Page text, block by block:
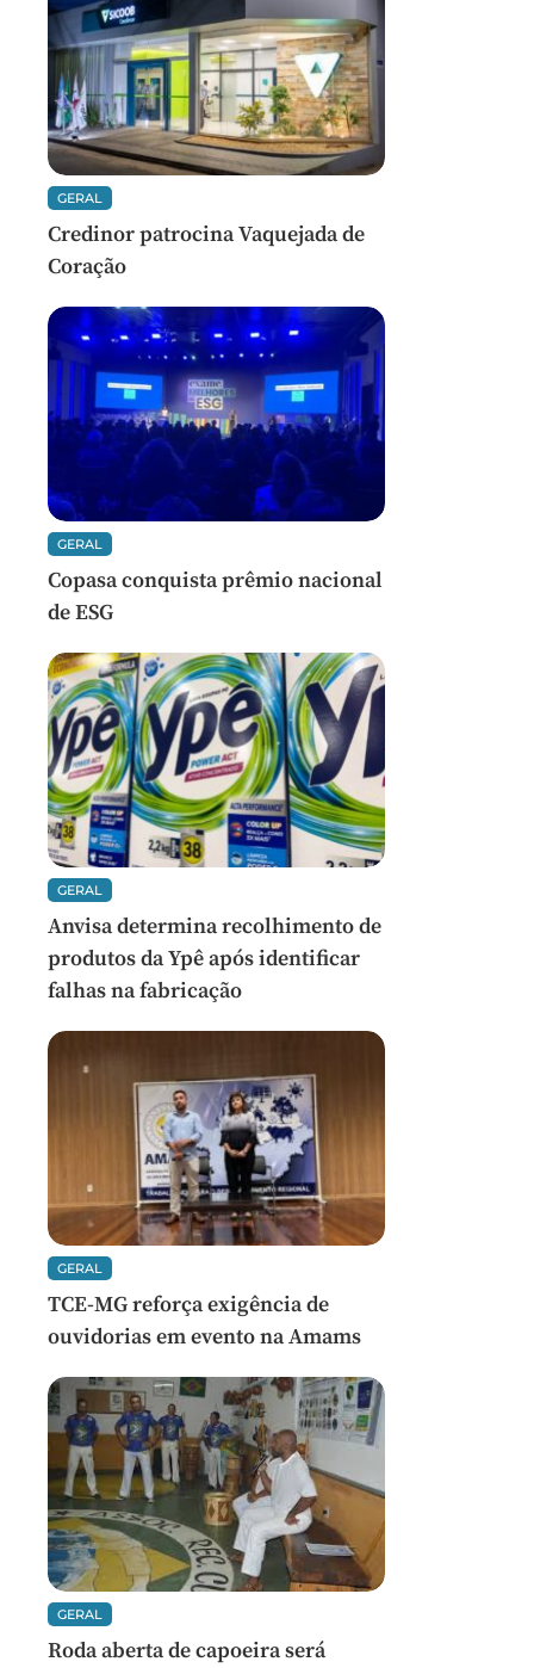
GERAL
Credinor patrocina Vaquejada de
Coração
GERAL
Copasa conquista prêmio nacional
de ESG
GERAL
Anvisa determina recolhimento de
produtos da Ypê após identificar
falhas na fabricação
GERAL
TCE-MG reforça exigência de
ouvidorias em evento na Amams
GERAL
Roda aberta de capoeira será